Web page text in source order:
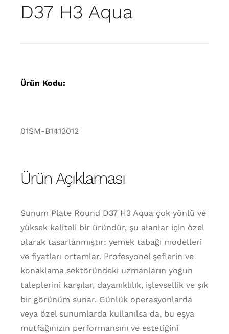
D37 H3 Aqua
Ürün Kodu:
01SM-B1413012
Ürün Açıklaması
Sunum Plate Round D37 H3 Aqua çok yönlü ve
yüksek kaliteli bir üründür, şu alanlar için özel
olarak tasarlanmıştır: yemek tabağı modelleri
ve fiyatları ortamlar. Profesyonel şeflerin ve
konaklama sektöründeki uzmanların yoğun
taleplerini karşılar, dayanıklılık, işlevsellik ve şık
bir görünüm sunar. Günlük operasyonlarda
veya özel sunumlarda kullanılsa da, bu eşya
mutfağınızın performansını ve estetiğini